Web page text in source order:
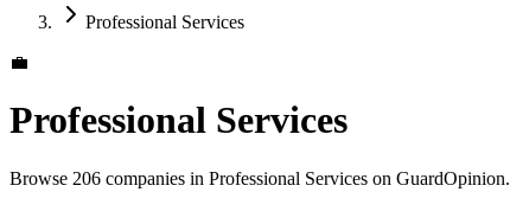
Professional Services
💼
Professional Services
Browse 206 companies in Professional Services on GuardOpinion.